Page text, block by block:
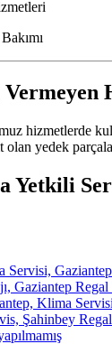
hizmetlerde
yedek
Yetkili
Servisi,
Gaziantep
Klima
Şahinbey